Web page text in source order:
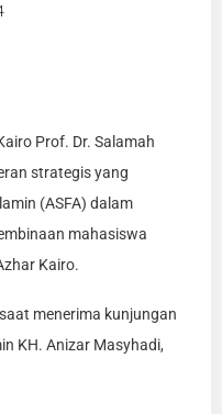
Prof. Dr. Salamah
strategis yang
(ASFA) dalam
mahasiswa
Kairo.
menerima kunjungan
KH. Anizar Masyhadi,